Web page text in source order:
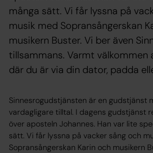
många sätt. Vi får lyssna på
musik med Sopransångerskan
musikern Buster. Vi ber även
tillsammans. Varmt
där du är via din dator, padda
Sinnesrogudstjänsten är en gudstjänst
vardagligare tilltal. I dagens gudstjänst
över aposteln Johannes. Han var lite
sätt. Vi får lyssna på vacker sång och
Sopransångerskan Karin och musikern